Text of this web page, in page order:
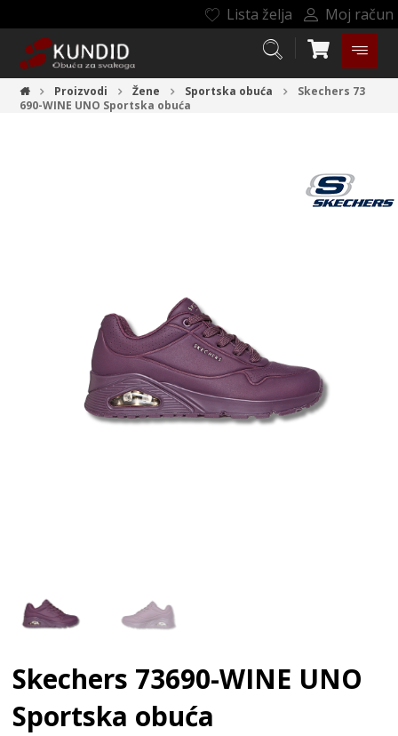
Lista želja Moj račun
Proizvodi Žene Sportska obuća
Skechers 73
690-WINE UNO Sportska obuća
Skechers 73690-WINE UNO
Sportska obuća